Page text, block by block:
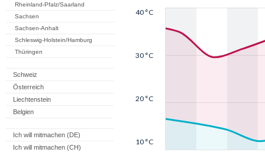
Rheinland-Pfalz/Saarland
Sachsen
Sachsen-Anhalt
Schleswig-Holstein/Hamburg
Thüringen
Schweiz
Österreich
Liechtenstein
Belgien
Ich will mitmachen (DE)
Ich will mitmachen (CH)